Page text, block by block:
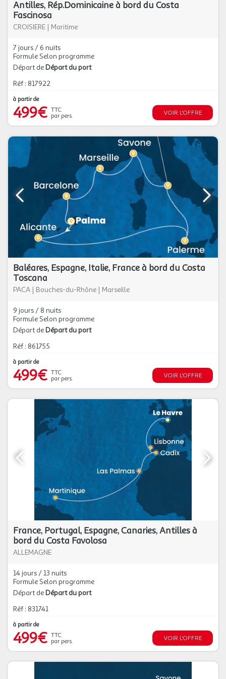
Antilles, Rép.Dominicaine à bord du Costa
Fascinosa
CROISIERE | Maritime
7 jours / 6 nuits
Formule Selon programme
Départ de Départ du port
Réf : 817922
à partir de
499€ TTC
par pers.
VOIR L'OFFRE
Baléares, Espagne, Italie, France à bord du Costa
Toscana
PACA | Bouches-du-Rhône | Marseille
9 jours / 8 nuits
Formule Selon programme
Départ de Départ du port
Réf : 861755
à partir de
499€ TTC
par pers.
VOIR L'OFFRE
France, Portugal, Espagne, Canaries, Antilles à
bord du Costa Favolosa
ALLEMAGNE
14 jours / 13 nuits
Formule Selon programme
Départ de Départ du port
Réf : 831741
à partir de
499€ TTC
par pers.
VOIR L'OFFRE